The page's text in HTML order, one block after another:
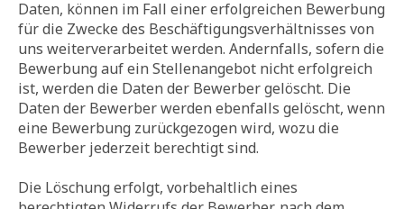
Daten, können im Fall einer erfolgreichen Bewerbung
für die Zwecke des Beschäftigungsverhältnisses von
uns weiterverarbeitet werden. Andernfalls, sofern die
Bewerbung auf ein Stellenangebot nicht erfolgreich
ist, werden die Daten der Bewerber gelöscht. Die
Daten der Bewerber werden ebenfalls gelöscht, wenn
eine Bewerbung zurückgezogen wird, wozu die
Bewerber jederzeit berechtigt sind.
Die Löschung erfolgt, vorbehaltlich eines